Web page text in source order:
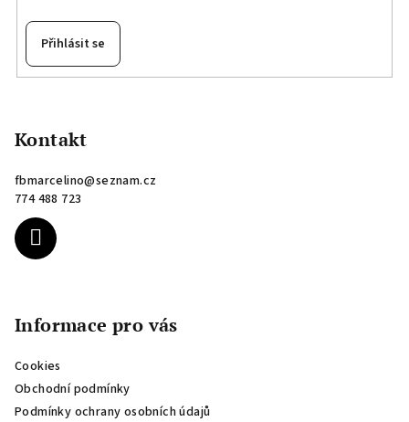
Přihlásit se
Kontakt
fbmarcelino@seznam.cz
774 488 723
Informace pro vás
Cookies
Obchodní podmínky
Podmínky ochrany osobních údajů